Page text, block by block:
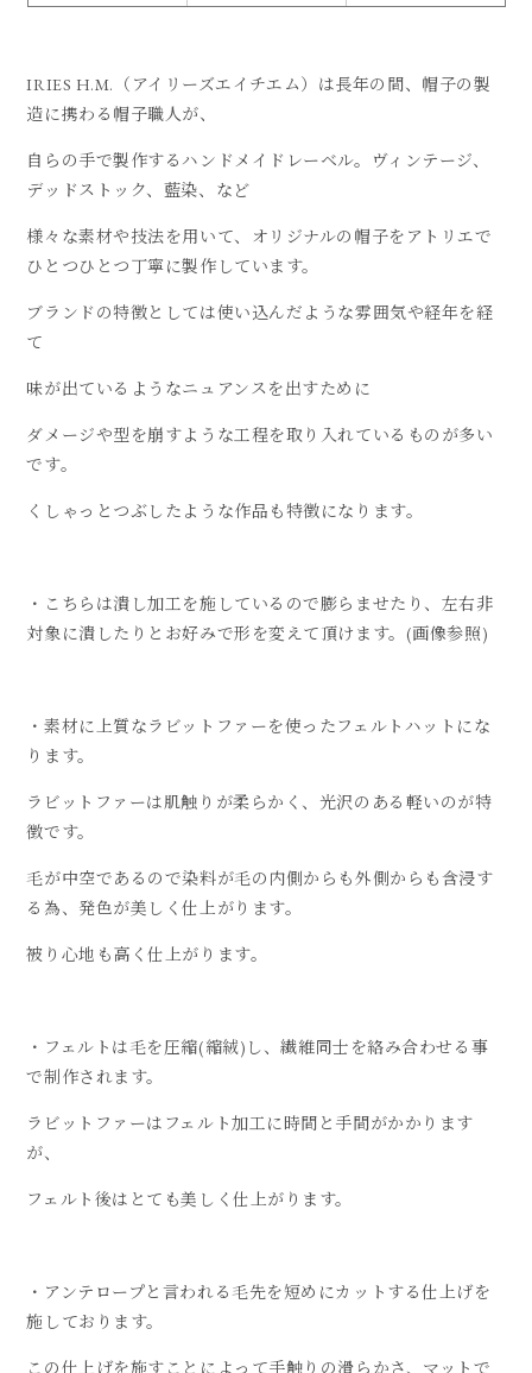
IRIES H.M.（アイリーズエイチエム）は長年の間、帽子の製
造に携わる帽子職人が、
自らの手で製作するハンドメイドレーベル。ヴィンテージ、
デッドストック、藍染、など
様々な素材や技法を用いて、オリジナルの帽子をアトリエで
ひとつひとつ丁寧に製作しています。
ブランドの特徴としては使い込んだような雰囲気や経年を経
て
味が出ているようなニュアンスを出すために
ダメージや型を崩すような工程を取り入れているものが多い
です。
くしゃっとつぶしたような作品も特徴になります。
・こちらは潰し加工を施しているので膨らませたり、左右非
対象に潰したりとお好みで形を変えて頂けます。(画像参照)
・素材に上質なラビットファーを使ったフェルトハットにな
ります。
ラビットファーは肌触りが柔らかく、光沢のある軽いのが特
徴です。
毛が中空であるので染料が毛の内側からも外側からも含浸す
る為、発色が美しく仕上がります。
被り心地も高く仕上がります。
・フェルトは毛を圧縮(縮絨)し、繊維同士を絡み合わせる事
で制作されます。
ラビットファーはフェルト加工に時間と手間がかかります
が、
フェルト後はとても美しく仕上がります。
・アンテロープと言われる毛先を短めにカットする仕上げを
施しております。
この仕上げを施すことによって手触りの滑らかさ、マットで